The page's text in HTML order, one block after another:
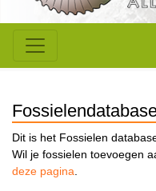
Dit is het Fossielen
Wil je fossielen toevoegen
deze pagina.